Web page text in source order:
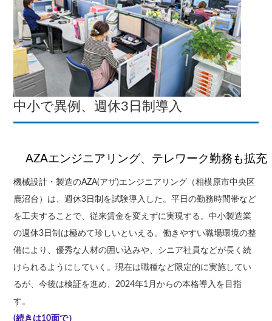
中小で異例、週休3日制導入
AZAエンジニアリング、テレワーク勤務も拡充
機械設計・製造のAZA(アザ)エンジニアリング（相模原市中央区
鹿沼台）は、週休3日制を試験導入した。平日の勤務時間帯など
を工夫することで、従来賃金を変えずに実現する。中小製造業
の週休3日制は極めて珍しいといえる。働きやすい職場環境の整
備により、優秀な人材の囲い込みや、シニア社員などが長く続
けられるようにしていく。現在は職種など限定的に実施してい
るが、今後は検証を進め、2024年1月からの本格導入を目指
す。
(続きは10面で）